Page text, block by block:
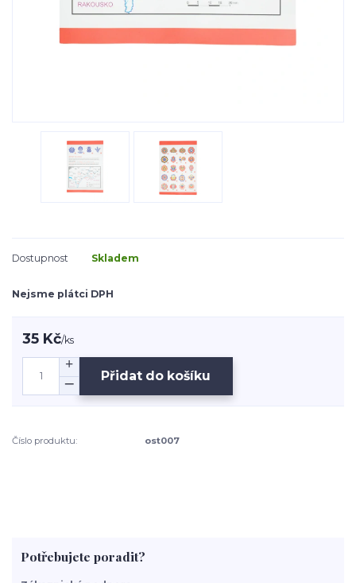
Dostupnost Skladem
Nejsme plátci DPH
35 Kč/ks
Přidat do košíku
Číslo produktu: ost007
Potřebujete poradit?